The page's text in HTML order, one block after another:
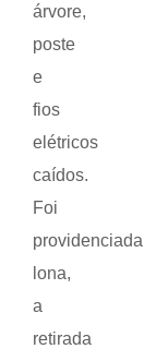
árvore,
poste
e
fios
elétricos
caídos.
Foi
providenciada
lona,
a
retirada